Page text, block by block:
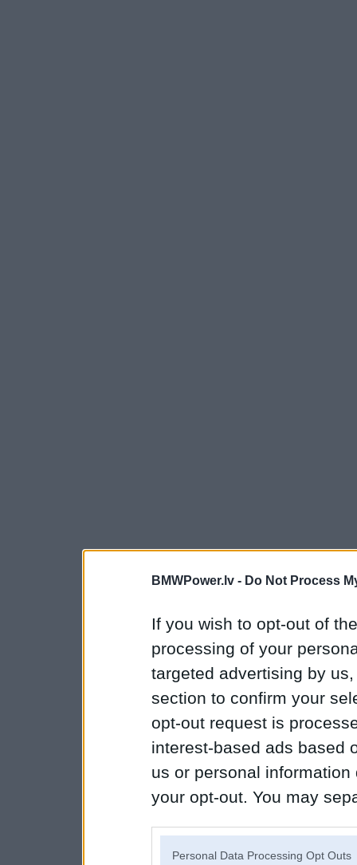
BMWPower.lv - Do Not Process
If you wish to opt-out of
processing of your
targeted advertising by
section to confirm your
opt-out request is
interest-based ads based
us or personal
your opt-out. You may
Personal Data Processing Opt Outs